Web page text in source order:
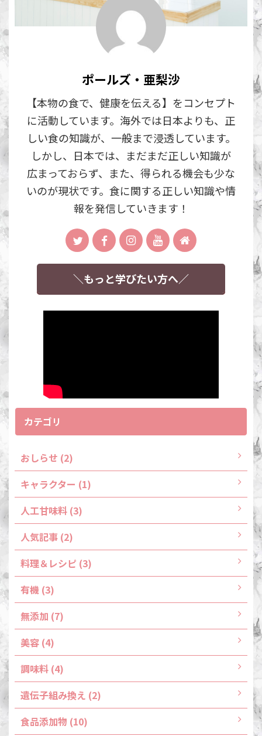
ポールズ・亜梨沙
【本物の食で、健康を伝える】をコンセプト
に活動しています。海外では日本よりも、正
しい食の知識が、一般まで浸透しています。
しかし、日本では、まだまだ正しい知識が
広まっておらず、また、得られる機会も少な
いのが現状です。食に関する正しい知識や情
報を発信していきます！
＼もっと学びたい方へ／
カテゴリ
おしらせ (2)
キャラクター (1)
人工甘味料 (3)
人気記事 (2)
料理＆レシピ (3)
有機 (3)
無添加 (7)
美容 (4)
調味料 (4)
遺伝子組み換え (2)
食品添加物 (10)